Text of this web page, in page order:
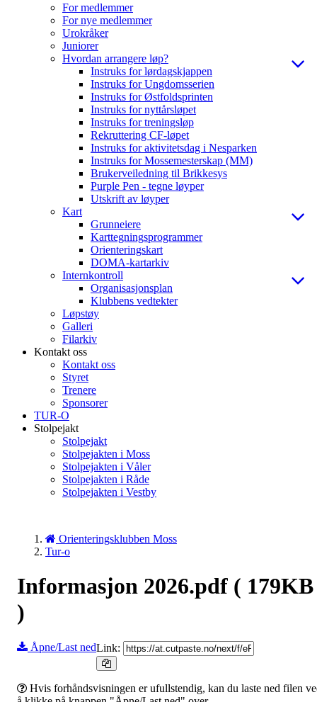
For medlemmer
For nye medlemmer
Urokråker
Juniorer
Hvordan arrangere løp?
Instruks for lørdagskjappen
Instruks for Ungdomsserien
Instruks for Østfoldsprinten
Instruks for nyttårsløpet
Instruks for treningsløp
Rekruttering CF-løpet
Instruks for aktivitetsdag i Nesparken
Instruks for Mossemesterskap (MM)
Brukerveiledning til Brikkesys
Purple Pen - tegne løyper
Utskrift av løyper
Kart
Grunneiere
Karttegningsprogrammer
Orienteringskart
DOMA-kartarkiv
Internkontroll
Organisasjonsplan
Klubbens vedtekter
Løpstøy
Galleri
Filarkiv
Kontakt oss
Kontakt oss
Styret
Trenere
Sponsorer
TUR-O
Stolpejakt
Stolpejakt
Stolpejakten i Moss
Stolpejakten i Våler
Stolpejakten i Råde
Stolpejakten i Vestby
Orienteringsklubben Moss
Tur-o
Informasjon 2026.pdf ( 179KB
)
Åpne/Last nedLink:
Hvis forhåndsvisningen er ufullstendig, kan du laste ned filen